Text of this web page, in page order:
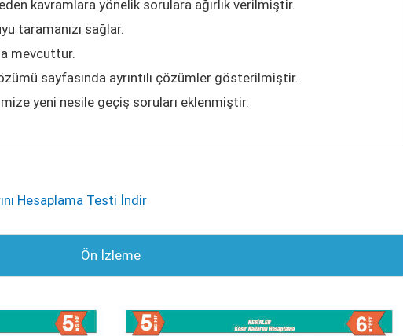
kavramlara yönelik sorulara ağırlık verilmiştir.
taramanızı sağlar.
mevcuttur.
sayfasında ayrıntılı çözümler gösterilmiştir.
yeni nesile geçiş soruları eklenmiştir.
Hesaplama Testi İndir
Ön İzleme